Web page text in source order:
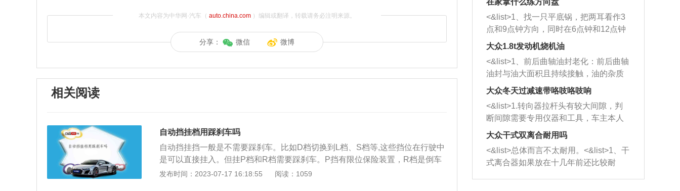
本文内容为中华网·汽车（ auto.china.com）编辑或翻译，转载请务必注明来源。
分享： 微信 微博
相关阅读
自动挡挂档用踩刹车吗
自动挡挂挡一般是不需要踩刹车。比如D档切换到L档、S档等,这些挡位在行驶中
是可以直接挂入。但挂P档和R档需要踩刹车。P挡有限位保险装置，R档是倒车
档。位于P挡之下，是大家开车时用得比较多的倒档。相信很多老司机都很熟悉
发布时间：2023-07-17 16:18:55 阅读：1059
堵塞情况比较严重，也可以采取应急措
施。 <&list>2、直接利用木棍将所有的
杂物推到排气管里面的位置处，然后将
三元催化器拆解开，就可以将堵塞的东
西取出来。但如果是因为积碳过多引起
的堵塞，就需要将三元催化器泡在草酸
洗剂对堵塞的情况得到解决，将清洗剂
放在燃油箱中，与燃油混合后，车辆启
动时，就可以和汽油一起进入到燃烧
室，最后形成废气排出，就可以让三元
催化器得到清洗，排气管堵塞的情况就
能够得到解决。
在家拿什么练方向盘
<&list>1、找一只平底锅，把两耳看作3
点和9点钟方向，同时在6点钟和12点钟
方向做一个标记。 <&list>2、双手握住
一圈半的练习，往右同样也要打相同的
圈数。 <&list>3、最后强调要反复练
习，这样就可以形成肌肉记忆，在真实
驾驶车辆时，不需要记忆也能打好方
向。
大众1.8t发动机烧机油
<&list>1、前后曲轴油封老化：前后曲轴
油封与油大面积且持续接触，油的杂质
和发动机内持续温度变化使其密封效果
逐渐减弱，导致渗油或漏油。<&list>2、
活塞间隙过大：积碳会使活塞环与缸体
的间隙扩大，导致机油流入燃烧室中，
造成烧机油。<&list>3、机油粘度。使用
机油粘度过小的话，同样会有烧机油现
象，机油粘度过小具有很好的流动性，
大众冬天过减速带咯吱咯吱响
<&list>1.转向器拉杆头有较大间隙，判
断间隙需要专用仪器和工具，车主本人
无法制作，需要将车辆送到修理厂或4s
店；<&list>2.车辆半轴套管防尘罩破
裂，破裂后会出现漏油现象，使半轴磨
损严重，磨损的半轴容易损坏，产生异
响；<&list>3.稳定器的转向胶套和球头
大众干式双离合耐用吗
<&list>总体而言不太耐用。<&list>1、干
式离合器如果放在十几年前还比较耐